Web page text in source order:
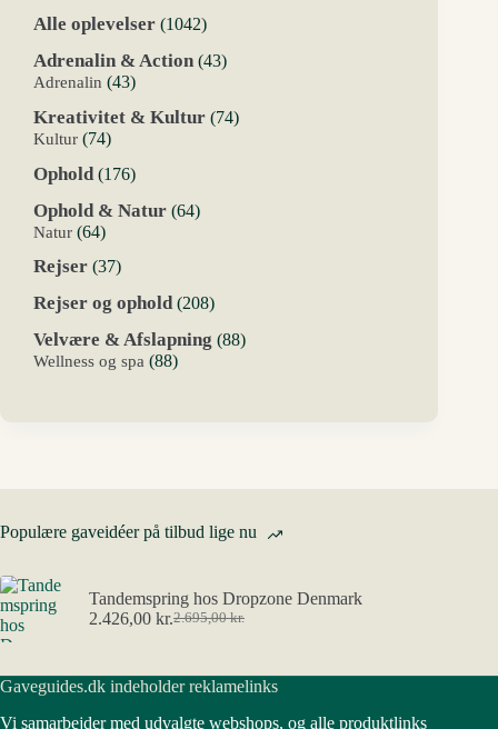
Alle oplevelser 10421042
Adrenalin & Action 4343
Adrenalin 4343
Kreativitet & Kultur 7474
Kultur 7474
Ophold 176176
Ophold & Natur 6464
Natur 6464
Rejser 3737
Rejser og ophold 208208
Velvære & Afslapning 8888
Wellness og spa 8888
Populære gaveidéer på tilbud lige nu
Tandemspring hos Dropzone Denmark
2.695,00kr.
Den
var:
2.426,00 kr.Den
er:
Gaveguides.dk indeholder reklamelinks
Vi samarbejder med udvalgte webshops, og alle produktlinks